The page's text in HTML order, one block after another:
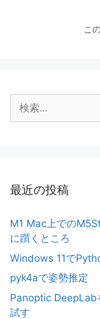
こ
索:
最近の投稿
M1 Mac上での
に躓くところ
Windows 11で
pyk4aで姿勢推定
Panoptic
試す